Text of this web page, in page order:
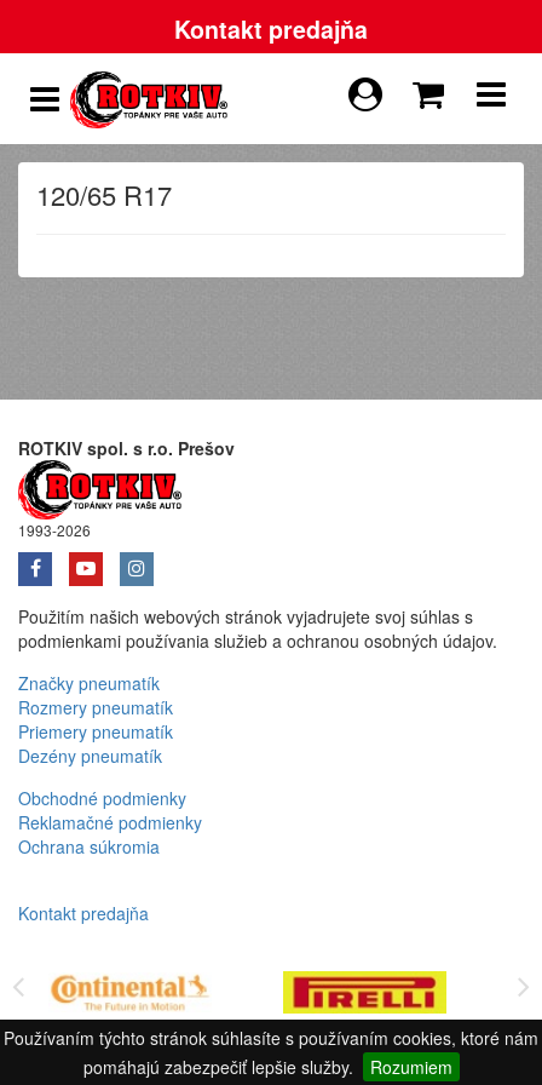
Kontakt predajňa
120/65 R17
ROTKIV spol. s r.o. Prešov
1993-2026
Použitím našich webových stránok vyjadrujete svoj súhlas s
podmienkami používania služieb a ochranou osobných údajov.
Značky pneumatík
Rozmery pneumatík
Priemery pneumatík
Dezény pneumatík
Obchodné podmienky
Reklamačné podmienky
Ochrana súkromia
Kontakt predajňa
Používaním týchto stránok súhlasíte s používaním cookies, ktoré nám
pomáhajú zabezpečiť lepšie služby.
Rozumiem